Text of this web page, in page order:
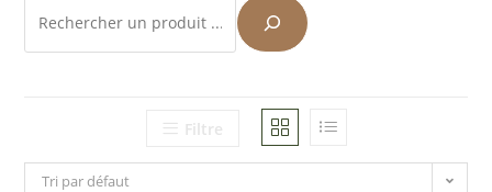
Filtre
Tri par défaut